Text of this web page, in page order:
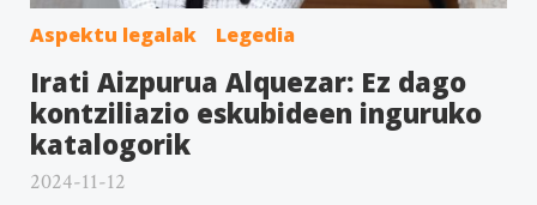
Aspektu legalak Legedia
Irati Aizpurua Alquezar: Ez dago
kontziliazio eskubideen inguruko
katalogorik
2024-11-12